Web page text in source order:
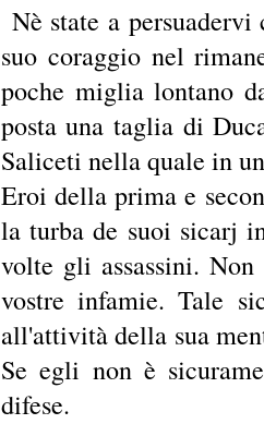
Nè state a
suo coraggio nel
poche miglia lontano
posta una taglia di
Saliceti nella quale in
Eroi della prima e
la turba de suoi sicarj
volte gli assassini.
vostre infamie. Tale
all'attività della sua
Se egli non è
difese.